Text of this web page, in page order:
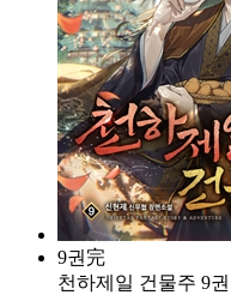
9권完
천하제일 건물주 9권